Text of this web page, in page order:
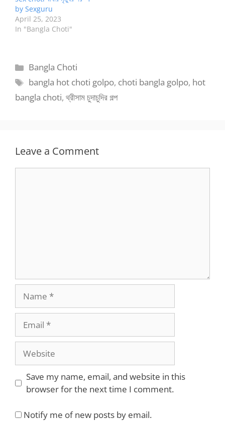
by Sexguru
April 25, 2023
In "Bangla Choti"
Categories
Bangla Choti
Tags
bangla hot choti golpo, choti bangla golpo, hot
bangla choti, থ্রীসাম চুদাচুদির গল্প
Leave a Comment
Website
Save my name, email, and website in this
browser for the next time I comment.
Notify me of new posts by email.